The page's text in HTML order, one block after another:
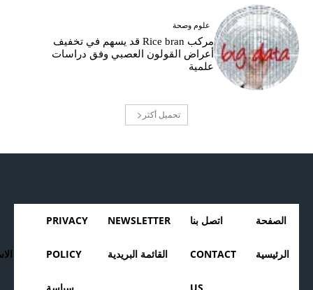
علوم وصحة
مركب Rice bran قد يسهم في تخفيف
أعراض القولون العصبي وفق دراسات
علمية
تحميل أكثر
الصفحة
الرئيسية
اتصل بنا
CONTACT
NEWSLETTER
القائمة البريدية
PRIVACY
POLICY